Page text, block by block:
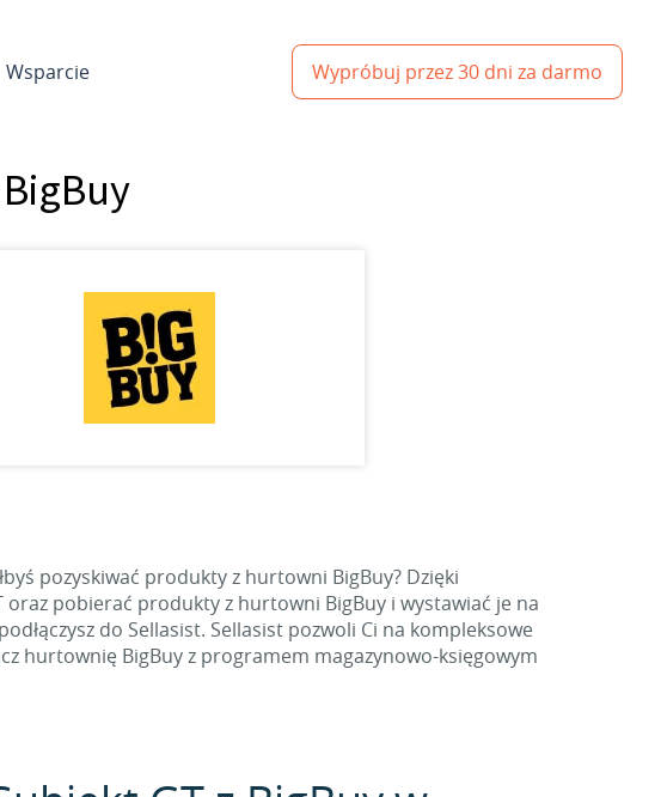
Wsparcie Wypróbuj przez 30 dni za darmo
pozyskiwać produkty z hurtowni BigBuy? Dzięki
pobierać produkty z hurtowni BigBuy i wystawiać je na
do Sellasist. Sellasist pozwoli Ci na kompleksowe
hurtownię BigBuy z programem magazynowo-księgowym